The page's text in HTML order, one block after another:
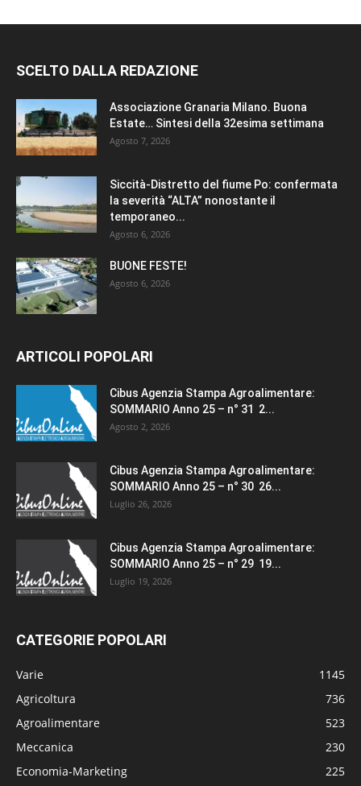
SCELTO DALLA REDAZIONE
Associazione Granaria Milano. Buona
Estate… Sintesi della 32esima settimana
Agosto 7, 2026
Siccità-Distretto del fiume Po: confermata
la severità “ALTA” nonostante il
temporaneo...
Agosto 6, 2026
BUONE FESTE!
Agosto 6, 2026
ARTICOLI POPOLARI
Cibus Agenzia Stampa Agroalimentare:
SOMMARIO Anno 25 – n° 31 2...
Agosto 2, 2026
Cibus Agenzia Stampa Agroalimentare:
SOMMARIO Anno 25 – n° 30 26...
Luglio 26, 2026
Cibus Agenzia Stampa Agroalimentare:
SOMMARIO Anno 25 – n° 29 19...
Luglio 19, 2026
CATEGORIE POPOLARI
Varie
1145
Agricoltura
736
Agroalimentare
523
Meccanica
230
Economia-Marketing
225